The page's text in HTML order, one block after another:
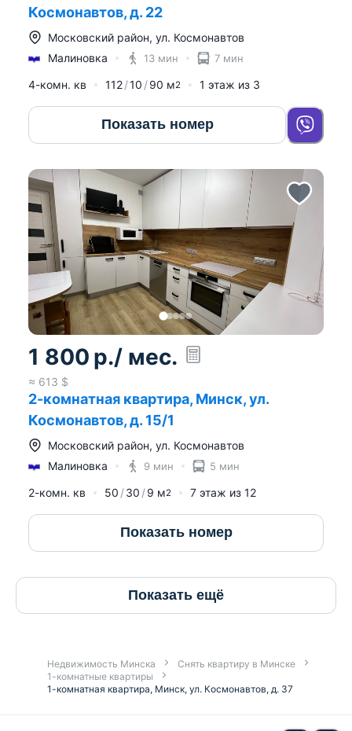
Космонавтов, д. 22
Московский район, ул. Космонавтов
Малиновка
13 мин 7 мин
4-комн. кв 112 10 90 м2 1 этаж из 3
Показать номер
1 800 р./ мес.
≈ 613 $
2-комнатная квартира, Минск, ул.
Космонавтов, д. 15/1
Московский район, ул. Космонавтов
Малиновка
9 мин 5 мин
2-комн. кв 50 30 9 м2 7 этаж из 12
Показать номер
Показать ещё
Недвижимость Минска
Снять квартиру в Минске
1-комнатные квартиры
1-комнатная квартира, Минск, ул. Космонавтов, д. 37